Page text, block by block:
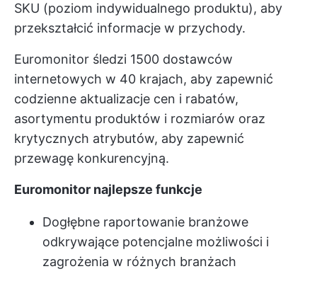
SKU (poziom indywidualnego produktu), aby
przekształcić informacje w przychody.
Euromonitor śledzi 1500 dostawców
internetowych w 40 krajach, aby zapewnić
codzienne aktualizacje cen i rabatów,
asortymentu produktów i rozmiarów oraz
krytycznych atrybutów, aby zapewnić
przewagę konkurencyjną.
Euromonitor najlepsze funkcje
Dogłębne raportowanie branżowe
odkrywające potencjalne możliwości i
zagrożenia w różnych branżach